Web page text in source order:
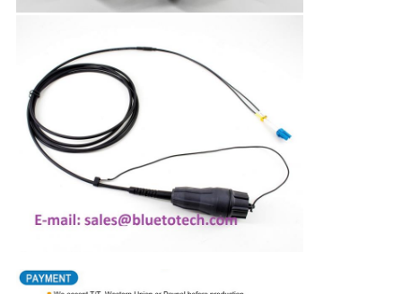
PRIVACY
POLICY